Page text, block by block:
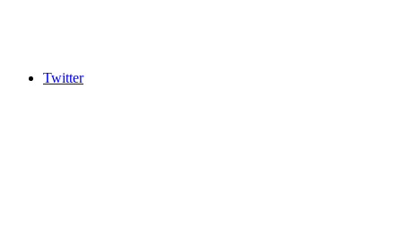
Twitter